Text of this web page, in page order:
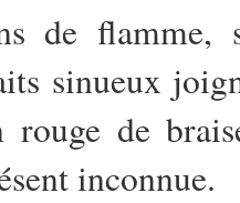
de flamme,
sinueux
de
inconnue.